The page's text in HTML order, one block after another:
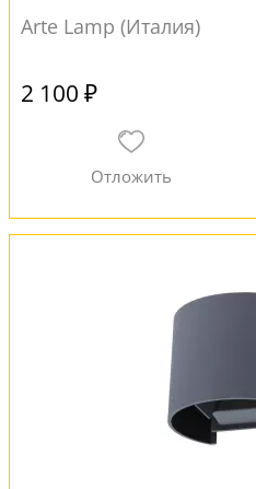
Arte Lamp (Италия)
2 100 ₽